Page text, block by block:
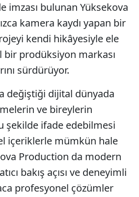
imzası bulunan Yüksekova
kamera kaydı yapan bir
kendi hikâyesiyle ele
bir prodüksiyon markası
sürdürüyor.
değiştiği dijital dünyada
ve bireylerin
şekilde ifade edebilmesi
içeriklerle mümkün hale
Production da modern
bakış açısı ve deneyimli
profesyonel çözümler